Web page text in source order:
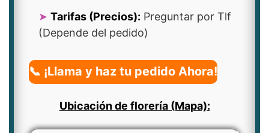
Tarifas (Precios): Preguntar por Tlf
(Depende del pedido)
📞 ¡Llama y haz tu pedido Ahora!
Ubicación de florería (Mapa):